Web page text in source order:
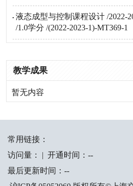
液态成型与控制课程设计 /2022-
/1.0学分 /(2022-2023-1)-MT369-1
教学成果
暂无内容
常用链接：
访问量：
| 开通时间： --
最后更新时间： --